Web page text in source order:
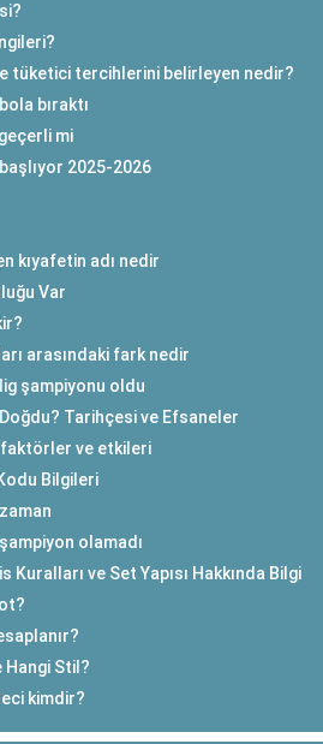
ve tüketici tercihlerini belirleyen nedir?
bıraktı
mi
2025-2026
kıyafetin adı nedir
Var
arasındaki fark nedir
şampiyonu oldu
Tarihçesi ve Efsaneler
faktörler ve etkileri
Bilgileri
olamadı
Kuralları ve Set Yapısı Hakkında Bilgi
Hangi Stil?
kimdir?